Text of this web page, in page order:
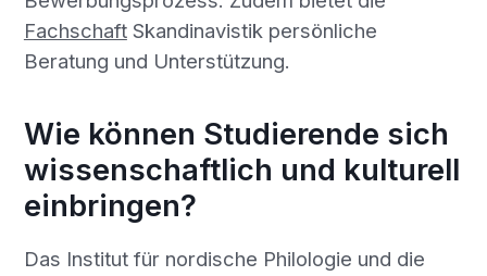
FachschaftSkandinavistik persönliche
Beratung und Unterstützung.
Wie können Studierende sich
wissenschaftlich und kulturell
einbringen?
Das Institut für nordische Philologie und die